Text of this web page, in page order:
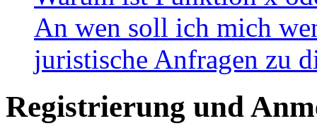
An wen soll ich mich
juristische Anfragen zu
Registrierung und